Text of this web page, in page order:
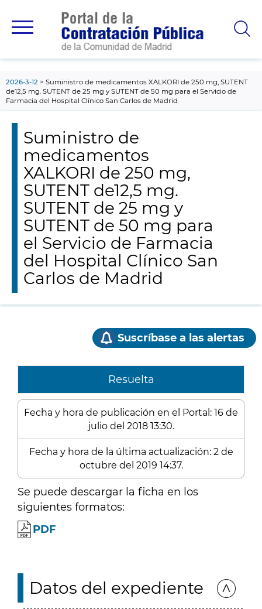
principal
2026-3-12
Suministro de medicamentos XALKORI de 250 mg, SUTENT
de12,5 mg. SUTENT de 25 mg y SUTENT de 50 mg para el Servicio de
Farmacia del Hospital Clínico San Carlos de Madrid
Suministro de
medicamentos
XALKORI de 250 mg,
SUTENT de12,5 mg.
SUTENT de 25 mg y
SUTENT de 50 mg para
el Servicio de Farmacia
del Hospital Clínico San
Carlos de Madrid
Suscríbase a las alertas
Resuelta
Fecha y hora de publicación en el Portal: 16 de
julio del 2018 13:30.
Fecha y hora de la última actualización: 2 de
octubre del 2019 14:37.
Se puede descargar la ficha en los
siguientes formatos:
PDF
Datos del expediente